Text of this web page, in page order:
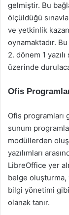
gelmiştir. Bu
ölçüldüğü
ve yetkinlik
oynamaktadır.
2. dönem 1
üzerinde
Ofis
Ofis
sunum
modüllerden
yazılımları
LibreOffice yer
belge oluşturma,
bilgi yönetimi
olanak tanır.